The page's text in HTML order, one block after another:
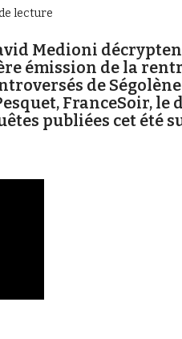
lecture
Medioni
émission de la
de
FranceSoir, le
publiées cet été